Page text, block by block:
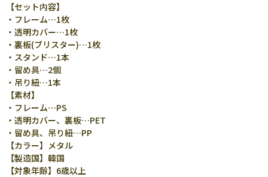
【セット内容】
・フレーム…1枚
・透明カバー…1枚
・裏板(ブリスター)…1枚
・スタンド…1本
・留め具…2個
・吊り紐…1本
【素材】
・フレーム…PS
・透明カバー、裏板…PET
・留め具、吊り紐…PP
【カラー】メタル
【製造国】韓国
【対象年齢】6歳以上